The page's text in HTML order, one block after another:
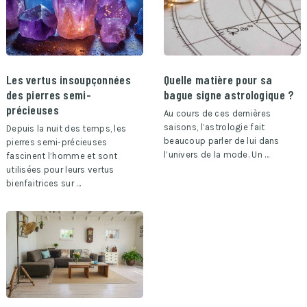
Les vertus insoupçonnées
des pierres semi-
précieuses
Depuis la nuit des temps, les
pierres semi-précieuses
fascinent l’homme et sont
utilisées pour leurs vertus
bienfaitrices sur …
Quelle matière pour sa
bague signe astrologique ?
Au cours de ces dernières
saisons, l’astrologie fait
beaucoup parler de lui dans
l’univers de la mode. Un …